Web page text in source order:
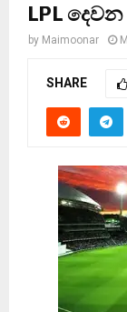
LPL
by Maimoonar
SHARE